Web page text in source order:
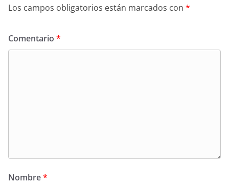
Los campos obligatorios están marcados con *
Comentario *
Nombre*